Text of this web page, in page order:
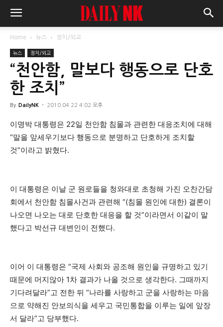
Home 뉴스 정치/외교
뉴스 정치/외교
“천안함, 말보다 행동으로 단호
한 조치”
By DailyNK - 2010.04.22 4:02 오후
이명박 대통령은 22일 천안함 침몰과 관련한 대응조치에 대해
“말을 앞세우기보다 행동으로 분명하고 단호하게 조치할
것”이라고 밝혔다.
이 대통령은 이날 군 원로들을 청와대로 초청해 가진 오찬간담
회에서 천안함 침몰사건과 관련해 “(침몰 원인에 대한) 결론이
나오면 나오는 대로 단호한 대응을 할 것”이라면서 이같이 말
했다고 박선규 대변인이 전했다.
이어 이 대통령은 “국제 사회와 공조해 원인을 규명하고 있기
때문에 머지않아 1차 결과가 나올 것으로 생각한다. 그때까지
기다려달라”고 전한 뒤 “나라를 사랑하고 군을 사랑하는 마음
으로 약해진 안보의식을 세우고 국민통합을 이루는 일에 앞장
서 달라”고 당부했다.